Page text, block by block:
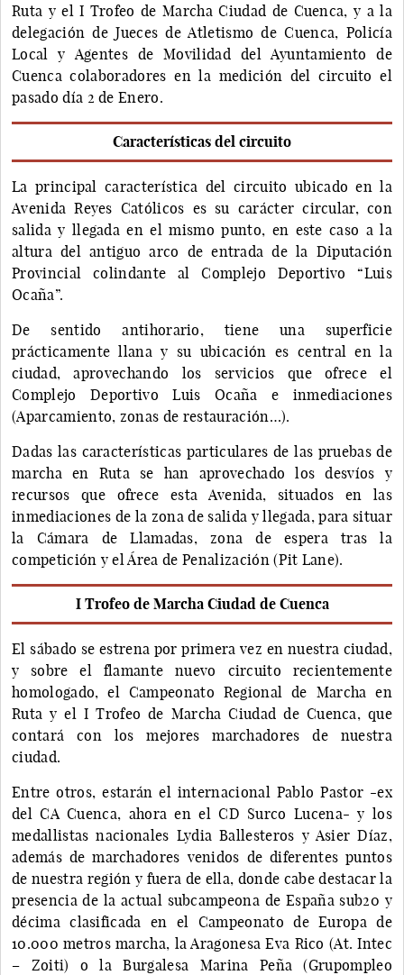
Ruta y el I Trofeo de Marcha Ciudad de Cuenca, y a la
delegación de Jueces de Atletismo de Cuenca, Policía
Local y Agentes de Movilidad del Ayuntamiento de
Cuenca colaboradores en la medición del circuito el
pasado día 2 de Enero.
Características del circuito
La principal característica del circuito ubicado en la
Avenida Reyes Católicos es su carácter circular, con
salida y llegada en el mismo punto, en este caso a la
altura del antiguo arco de entrada de la Diputación
Provincial colindante al Complejo Deportivo “Luis
Ocaña”.
De sentido antihorario, tiene una superficie
prácticamente llana y su ubicación es central en la
ciudad, aprovechando los servicios que ofrece el
Complejo Deportivo Luis Ocaña e inmediaciones
(Aparcamiento, zonas de restauración…).
Dadas las características particulares de las pruebas de
marcha en Ruta se han aprovechado los desvíos y
recursos que ofrece esta Avenida, situados en las
inmediaciones de la zona de salida y llegada, para situar
la Cámara de Llamadas, zona de espera tras la
competición y el Área de Penalización (Pit Lane).
I Trofeo de Marcha Ciudad de Cuenca
El sábado se estrena por primera vez en nuestra ciudad,
y sobre el flamante nuevo circuito recientemente
homologado, el Campeonato Regional de Marcha en
Ruta y el I Trofeo de Marcha Ciudad de Cuenca, que
contará con los mejores marchadores de nuestra
ciudad.
Entre otros, estarán el internacional Pablo Pastor -ex
del CA Cuenca, ahora en el CD Surco Lucena- y los
medallistas nacionales Lydia Ballesteros y Asier Díaz,
además de marchadores venidos de diferentes puntos
de nuestra región y fuera de ella, donde cabe destacar la
presencia de la actual subcampeona de España sub20 y
décima clasificada en el Campeonato de Europa de
10.000 metros marcha, la Aragonesa Eva Rico (At. Intec
– Zoiti) o la Burgalesa Marina Peña (Grupompleo